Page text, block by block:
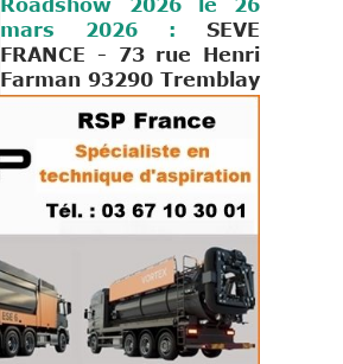
Roadshow 2026 le 26
mars 2026 :
SEVE
FRANCE - 73 rue Henri
Farman 93290 Tremblay